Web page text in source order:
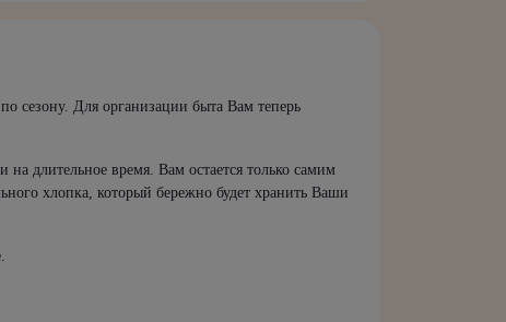
сезону. Для организации быта Вам теперь
длительное время. Вам остается только самим
хлопка, который бережно будет хранить Ваши